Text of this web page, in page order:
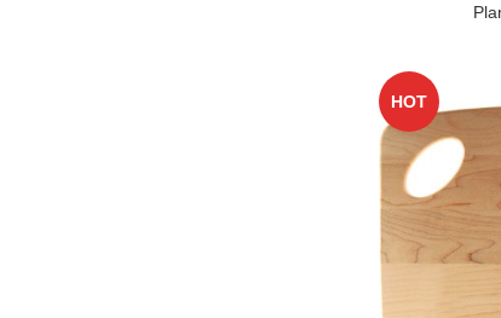
HOT